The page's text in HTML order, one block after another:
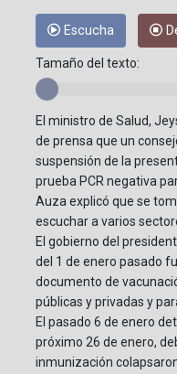
Escucha
Tamaño del texto:
El ministro de Salud,
de prensa que un
suspensión de la
prueba PCR negativa
Auza explicó que se
escuchar a varios
El gobierno del
del 1 de enero pasado
documento de
públicas y privadas y
El pasado 6 de enero
próximo 26 de enero,
inmunización